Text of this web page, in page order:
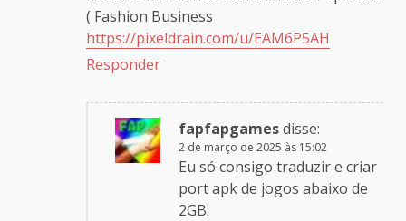
( Fashion Business
https://pixeldrain.com/u/EAM6P5AH
Responder
fapfapgamesdisse:
2 de março de 2025 às 15:02
Eu só consigo traduzir e criar
port apk de jogos abaixo de
2GB.